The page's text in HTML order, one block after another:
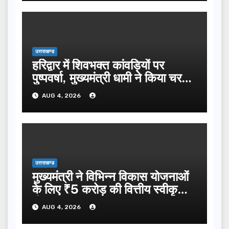
उत्तराखण्ड
हरिद्वार में शिवभक्त कांवड़ियों पर
पुष्पवर्षा, मुख्यमंत्री धामी ने किया चरण
प्रक्षालन…
AUG 4, 2026
उत्तराखण्ड
मुख्यमंत्री ने विभिन्न विकास योजनाओं
के लिए ₹5 करोड़ की वित्तीय स्वीकृति
दी…AUG 4, 2026